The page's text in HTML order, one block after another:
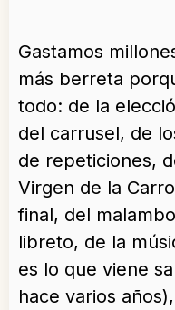
Gastamos
más berreta
todo: de la
del carrusel, de
de repeticiones,
Virgen de la
final, del
libreto, de la
es lo que viene
hace varios